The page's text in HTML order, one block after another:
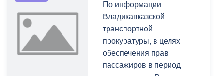
По информации
Владикавказской
транспортной
прокуратуры, в целях
обеспечения прав
пассажиров в период